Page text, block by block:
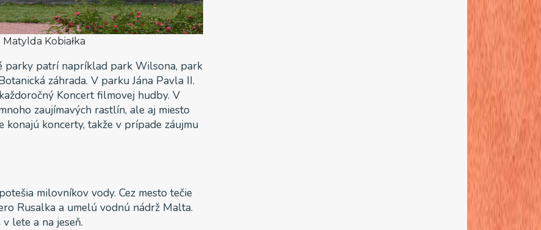
Kobiałka
parky patrí napríklad park Wilsona, park
záhrada. V parku Jána Pavla II.
Koncert filmovej hudby. V
zaujímavých rastlín, ale aj miesto
koncerty, takže v prípade záujmu
milovníkov vody. Cez mesto tečie
Rusalka a umelú vodnú nádrž Malta.
lete a na jeseň.